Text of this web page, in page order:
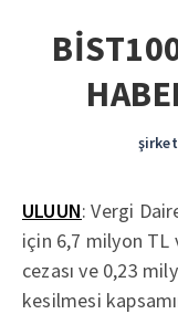
ULUUN: Vergi
için 6,7 milyon TL
cezası ve 0,23
kesilmesi